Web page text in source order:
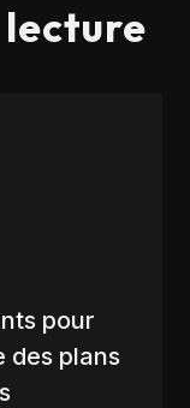
pour
des plans